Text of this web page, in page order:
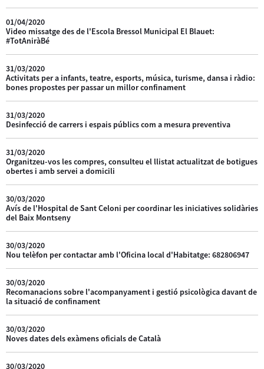
01/04/2020
Video missatge des de l'Escola Bressol Municipal El Blauet:
#TotAniràBé
31/03/2020
Activitats per a infants, teatre, esports, música, turisme, dansa i ràdio:
bones propostes per passar un millor confinament
31/03/2020
Desinfecció de carrers i espais públics com a mesura preventiva
31/03/2020
Organitzeu-vos les compres, consulteu el llistat actualitzat de botigues
obertes i amb servei a domicili
30/03/2020
Avís de l'Hospital de Sant Celoni per coordinar les iniciatives solidàries
del Baix Montseny
30/03/2020
Nou telèfon per contactar amb l'Oficina local d'Habitatge: 682806947
30/03/2020
Recomanacions sobre l'acompanyament i gestió psicològica davant de
la situació de confinament
30/03/2020
Noves dates dels exàmens oficials de Català
30/03/2020